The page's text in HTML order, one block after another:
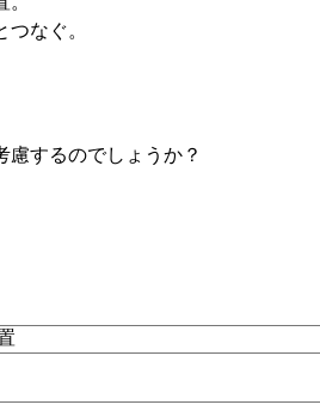
なぐ。
するのでしょうか？